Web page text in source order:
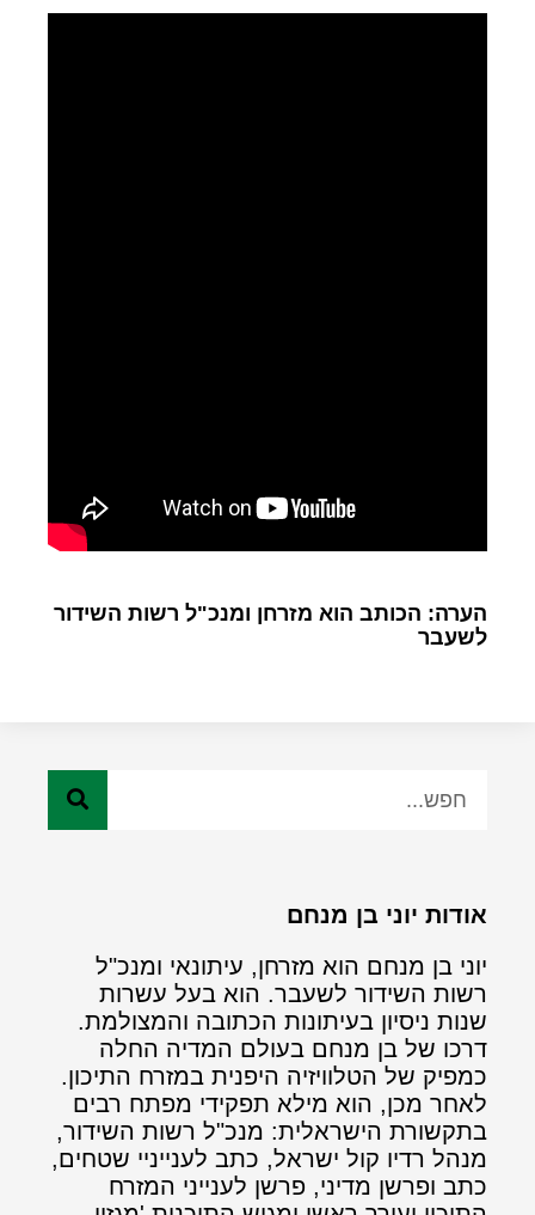
הערה: הכותב הוא מזרחן ומנכ"ל רשות השידור
לשעבר
אודות יוני בן מנחם
יוני בן מנחם הוא מזרחן, עיתונאי ומנכ"ל
רשות השידור לשעבר. הוא בעל עשרות
שנות ניסיון בעיתונות הכתובה והמצולמת.
דרכו של בן מנחם בעולם המדיה החלה
כמפיק של הטלוויזיה היפנית במזרח התיכון.
לאחר מכן, הוא מילא תפקידי מפתח רבים
בתקשורת הישראלית: מנכ"ל רשות השידור,
מנהל רדיו קול ישראל, כתב לענייניי שטחים,
כתב ופרשן מדיני, פרשן לענייני המזרח